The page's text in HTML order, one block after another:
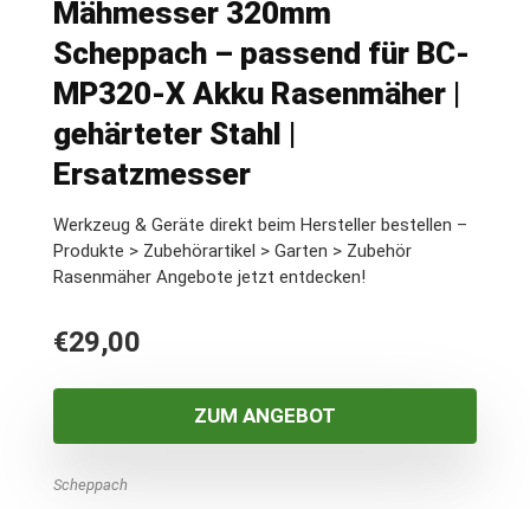
Mähmesser 320mm
Scheppach – passend für BC-
MP320-X Akku Rasenmäher |
gehärteter Stahl |
Ersatzmesser
Werkzeug & Geräte direkt beim Hersteller bestellen –
Produkte > Zubehörartikel > Garten > Zubehör
Rasenmäher Angebote jetzt entdecken!
€29,00
ZUM ANGEBOT
Scheppach